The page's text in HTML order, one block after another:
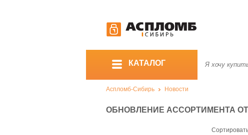
КАТАЛОГ
Аспломб-Сибирь Новости
ОБНОВЛЕНИЕ АССОРТИМЕНТА ОТ